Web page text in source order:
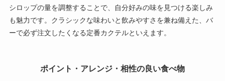
シロップの量を調整することで、自分好みの味を見つける楽しみ
も魅力です。クラシックな味わいと飲みやすさを兼ね備えた、バ
ーで必ず注文したくなる定番カクテルといえます。
ポイント・アレンジ・相性の良い食べ物